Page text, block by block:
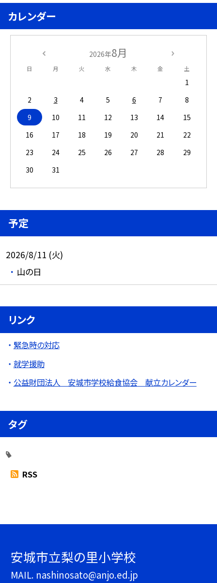
カレンダー
2026年8月
日 月 火 水 木 金 土
1
2
3 4 5 6 7
8
9
10 11 12 13 14
15
16
17 18 19 20 21
22
23
24 25 26 27 28
29
30
31
予定
2026/8/11 (火)
山の日
リンク
緊急時の対応
就学援助
公益財団法人 安城市学校給食協会 献立カレンダー
タグ
RSS
安城市立梨の里小学校
MAIL. nashinosato@anjo.ed.jp